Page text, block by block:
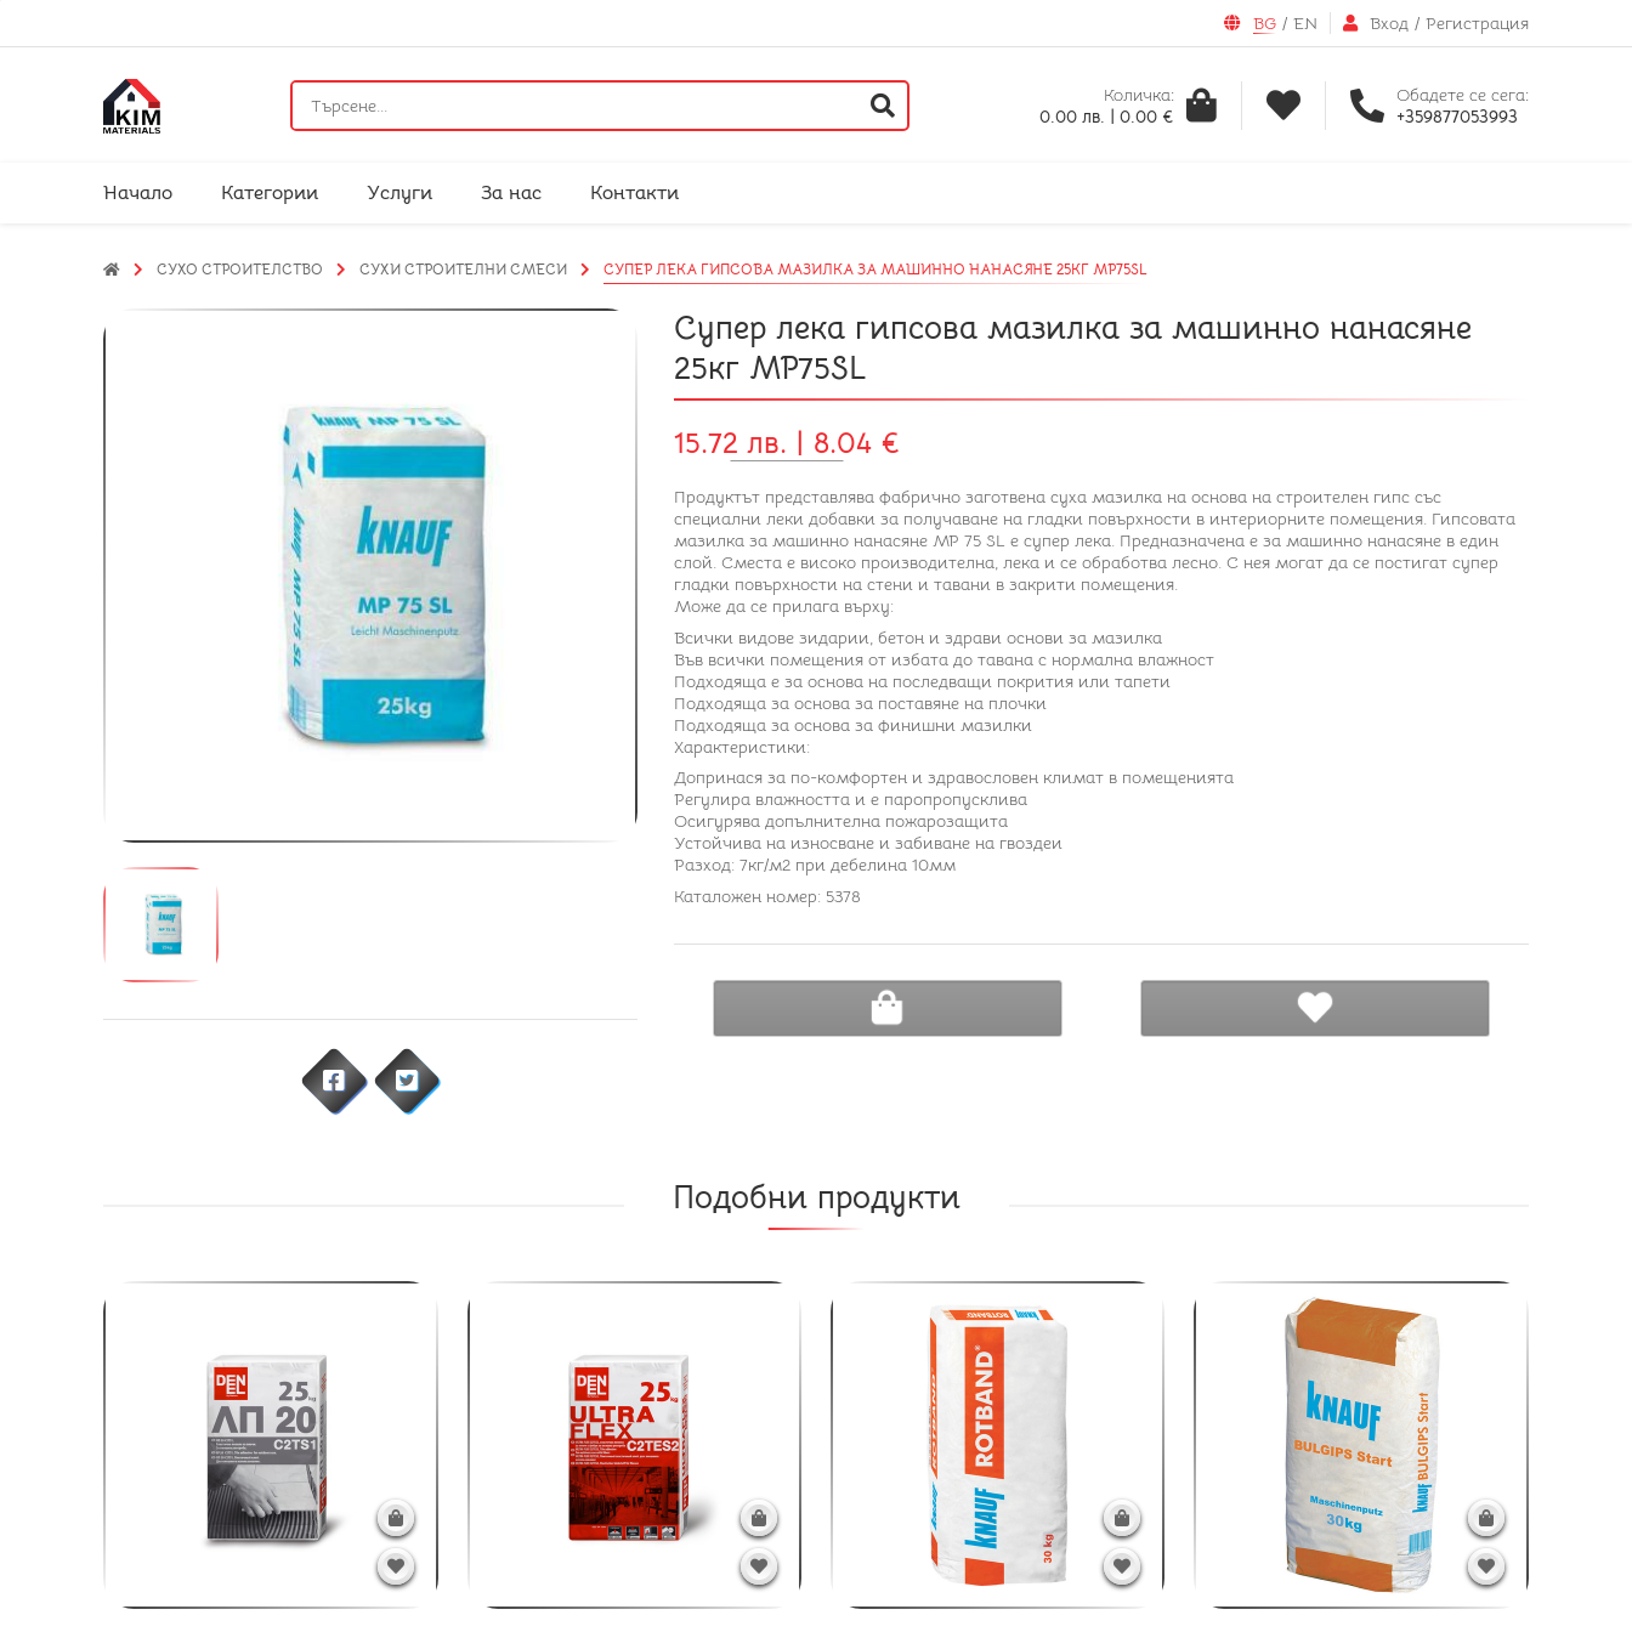
BG / EN Вход / Регистрация
Количка:
0.00 лв. | 0.00 €
Обадете се сега:
+359877053993
Начало Категории Услуги За нас Контакти
СУХО СТРОИТЕЛСТВО СУХИ СТРОИТЕЛНИ СМЕСИ СУПЕР ЛЕКА ГИПСОВА МАЗИЛКА ЗА МАШИННО НАНАСЯНЕ 25КГ MP75SL
Супер лека гипсова мазилка за машинно нанасяне
25кг MP75SL
15.72 лв. | 8.04 €
Продуктът представлява фабрично заготвена суха мазилка на основа на строителен гипс със
специални леки добавки за получаване на гладки повърхности в интериорните помещения. Гипсовата
мазилка за машинно нанасяне MP 75 SL е супер лека. Предназначена е за машинно нанасяне в един
слой. Сместа е високо производителна, лека и се обработва лесно. С нея могат да се постигат супер
гладки повърхности на стени и тавани в закрити помещения.
Може да се прилага върху:
Всички видове зидарии, бетон и здрави основи за мазилка
Във всички помещения от избата до тавана с нормална влажност
Подходяща е за основа на последващи покрития или тапети
Подходяща за основа за поставяне на плочки
Подходяща за основа за финишни мазилки
Характеристики:
Допринася за по-комфортен и здравословен климат в помещенията
Регулира влажността и е паропропусклива
Осигурява допълнителна пожарозащита
Устойчива на износване и забиване на гвоздеи
Разход: 7кг/м2 при дебелина 10мм
Каталожен номер: 5378
ДОБАВИ В КОЛИЧКА ДОБАВИ В ЛЮБИМИ
Подобни продукти